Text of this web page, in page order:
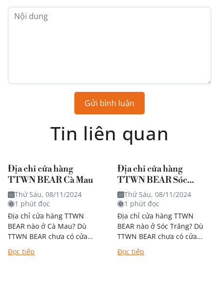
Gửi bình luận
Tin liên quan
Địa chỉ cửa hàng
TTWN BEAR Cà Mau
Thứ Sáu, 08/11/2024
1 phút đọc
Địa chỉ cửa hàng TTWN
BEAR nào ở Cà Mau? Dù
TTWN BEAR chưa có cửa
hàng trực tiếp tại Cà Mau,
bạn vẫn có thể dễ...
Đọc tiếp
Địa chỉ cửa hàng
TTWN BEAR Sóc
Trăng
Thứ Sáu, 08/11/2024
1 phút đọc
Địa chỉ cửa hàng TTWN
BEAR nào ở Sóc Trăng? Dù
TTWN BEAR chưa có cửa
hàng trực tiếp tại Sóc Trăng,
bạn vẫn có thể dễ...
Đọc tiếp